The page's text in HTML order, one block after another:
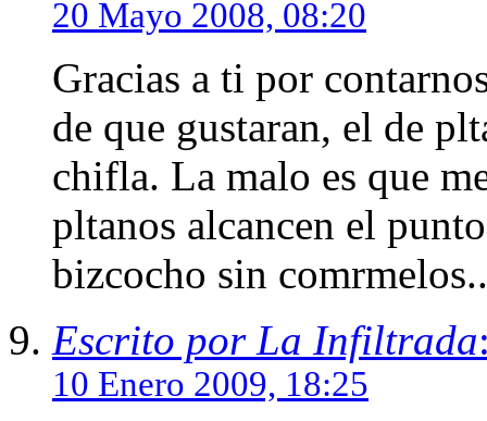
20 Mayo 2008, 08:20
Gracias a ti por
de que gustaran, el de
chifla. La malo es que
pltanos alcancen el
bizcocho sin
Escrito por La Infiltrada
10 Enero 2009, 18:25